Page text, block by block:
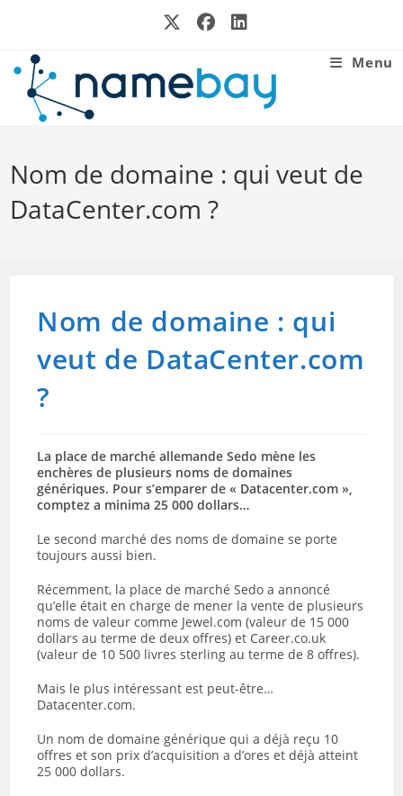
Menu
Nom de domaine : qui veut de
DataCenter.com ?
Nom de domaine : qui
veut de DataCenter.com
?
La place de marché allemande Sedo mène les
enchères de plusieurs noms de domaines
génériques. Pour s’emparer de « Datacenter.com »,
comptez a minima 25 000 dollars…
Le second marché des noms de domaine se porte
toujours aussi bien.
Récemment, la place de marché Sedo a annoncé
qu’elle était en charge de mener la vente de plusieurs
noms de valeur comme Jewel.com (valeur de 15 000
dollars au terme de deux offres) et Career.co.uk
(valeur de 10 500 livres sterling au terme de 8 offres).
Mais le plus intéressant est peut-être…
Datacenter.com.
Un nom de domaine générique qui a déjà reçu 10
offres et son prix d’acquisition a d’ores et déjà atteint
25 000 dollars.